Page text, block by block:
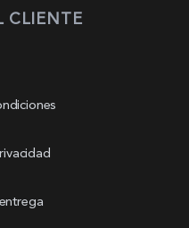
CLIENTE